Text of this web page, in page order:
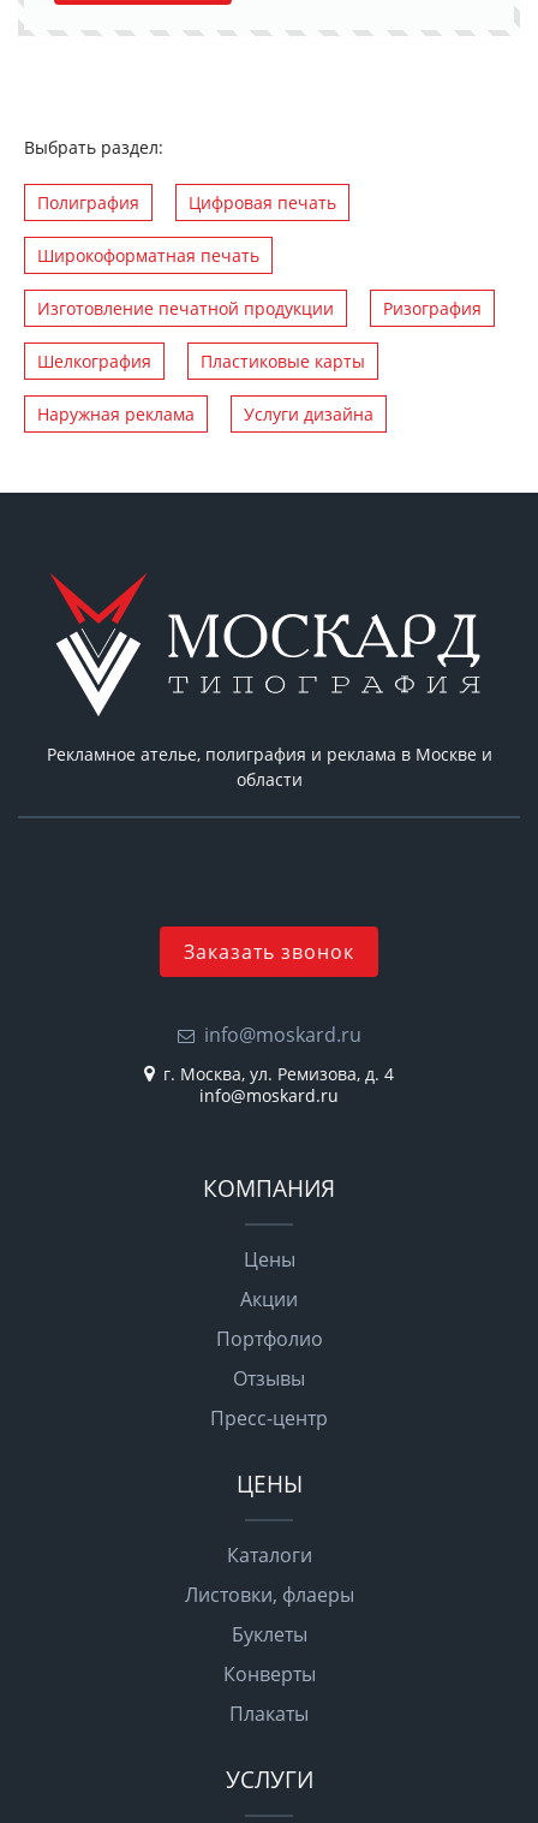
Выбрать раздел:
Полиграфия Цифровая печать
Широкоформатная печать
Изготовление печатной продукции Ризография
Шелкография Пластиковые карты
Наружная реклама Услуги дизайна
Рекламное ателье, полиграфия и реклама в Москве и
области
Заказать звонок
info@moskard.ru
г. Москва, ул. Ремизова, д. 4
info@moskard.ru
КОМПАНИЯ
Цены
Акции
Портфолио
Отзывы
Пресс-центр
ЦЕНЫ
Каталоги
Листовки, флаеры
Буклеты
Конверты
Плакаты
УСЛУГИ